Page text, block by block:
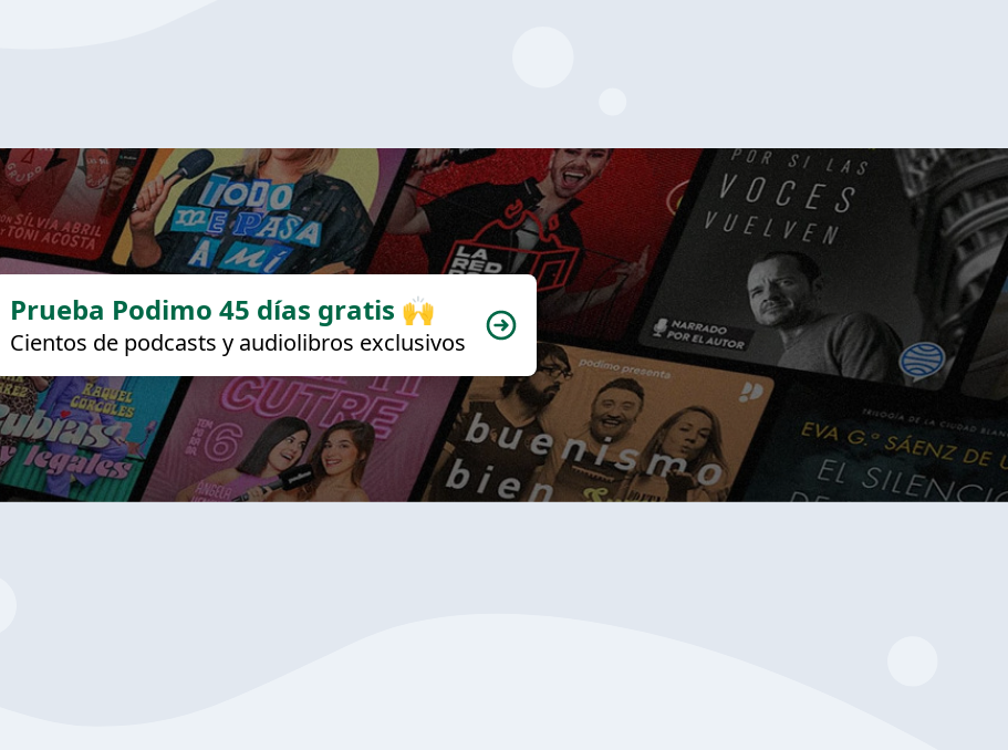
Prueba Podimo 45 días gratis 🙌
Cientos de podcasts y audiolibros exclusivos